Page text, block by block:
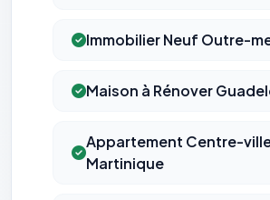
Immobilier Neuf Outre-
Maison à Rénover
Appartement Centre-
Martinique